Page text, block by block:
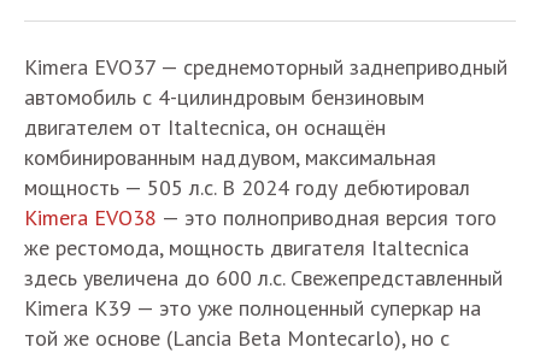
Kimera EVO37 — среднемоторный заднеприводный
автомобиль с 4-цилиндровым бензиновым
двигателем от Italtecnica, он оснащён
комбинированным наддувом, максимальная
мощность — 505 л.с. В 2024 году дебютировал
Kimera EVO38 — это полноприводная версия того
же рестомода, мощность двигателя Italtecnica
здесь увеличена до 600 л.с. Свежепредставленный
Kimera K39 — это уже полноценный суперкар на
той же основе (Lancia Beta Montecarlo), но с